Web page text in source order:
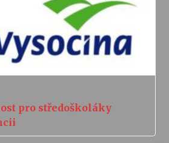
pro středoškoláky